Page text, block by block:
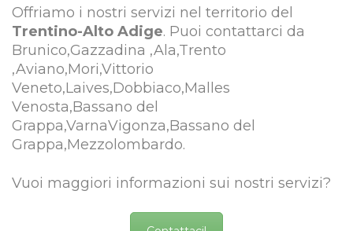
Offriamo i nostri servizi nel territorio del
Trentino-Alto Adige. Puoi contattarci da
Brunico,Gazzadina ,Ala,Trento
,Aviano,Mori,Vittorio
Veneto,Laives,Dobbiaco,Malles
Venosta,Bassano del
Grappa,VarnaVigonza,Bassano del
Grappa,Mezzolombardo.
Vuoi maggiori informazioni sui nostri servizi?